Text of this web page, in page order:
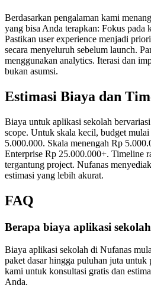
Berdasarkan pengalaman kami
yang bisa Anda terapkan: Fokus pada
Pastikan user experience menjadi
secara menyeluruh sebelum launch.
menggunakan analytics. Iterasi dan
bukan asumsi.
Estimasi Biaya dan
Biaya untuk aplikasi sekolah
scope. Untuk skala kecil, budget
5.000.000. Skala menengah Rp
Enterprise Rp 25.000.000+. Timeline
tergantung project. Nufanas
estimasi yang lebih akurat.
FAQ
Berapa biaya aplikasi
Biaya aplikasi sekolah di Nufanas
paket dasar hingga puluhan juta
kami untuk konsultasi gratis dan
Anda.